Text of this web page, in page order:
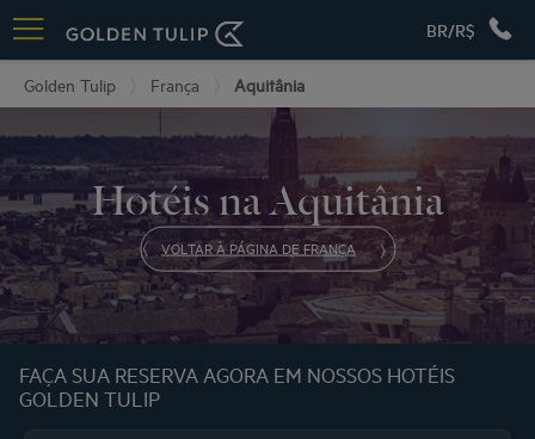
BR/R$
Golden Tulip França Aquitânia
Hotéis na Aquitânia
VOLTAR À PÁGINA DE FRANÇA
FAÇA SUA RESERVA AGORA EM NOSSOS HOTÉIS
GOLDEN TULIP